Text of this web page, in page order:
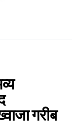
गरीब